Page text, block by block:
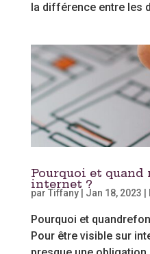
la différence entre les
Pourquoi et
internet ?
par Tiffany| Jan 18, 2023
Pourquoi et
Pour être visible sur